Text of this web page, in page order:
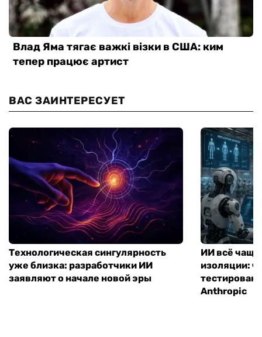
ВАС ЗАИНТЕРЕСУЕТ
Технологическая сингулярность
уже близка: разработчики ИИ
заявляют о начале новой эры
ИИ всё
изоляции:
Anthropic